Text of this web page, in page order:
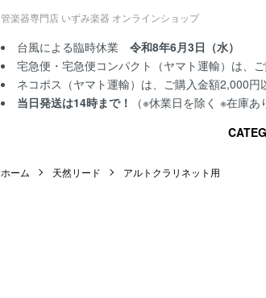
管楽器専門店 いずみ楽器 オンラインショップ
台風による臨時休業 令和8年6月3日（水）
宅急便・宅急便コンパクト（ヤマト運輸）は、
ネコポス（ヤマト運輸）は、ご購入金額2,000円
当日発送は14時まで！
（※休業日を除く ※在庫
ホーム 天然リード アルトクラリネット用